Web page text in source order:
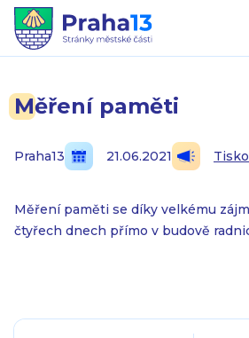
Měření paměti
Praha13 21.06.2021
Měření paměti se díky velkému
čtyřech dnech přímo v budově